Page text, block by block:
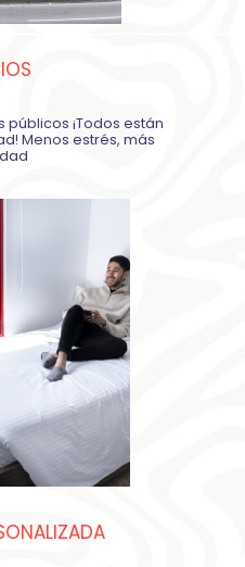
¡Todos están
Menos estrés, más